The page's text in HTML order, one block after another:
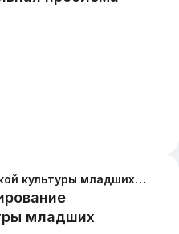
Формирование экологической культуры младших школьников